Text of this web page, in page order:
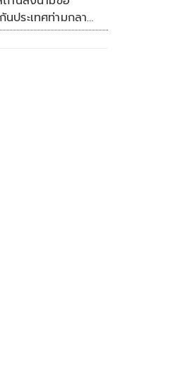
ประเทศท่ามกลาง